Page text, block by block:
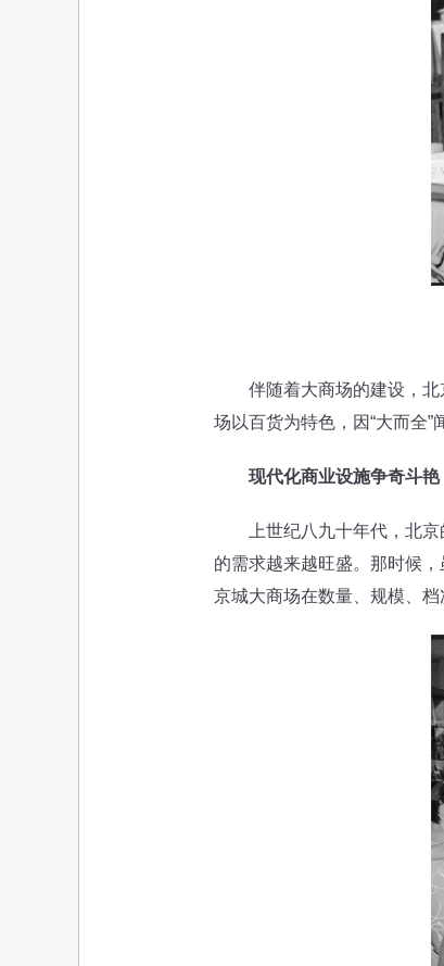
伴随着大商场的建设，北
场以百货为特色，因“大而全”
现代化商业设施争奇斗艳
上世纪八九十年代，北京
的需求越来越旺盛。那时候
京城大商场在数量、规模、